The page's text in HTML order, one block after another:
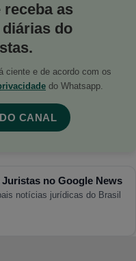
as
do
ciente e de acordo com os
do Whatsapp.
CANAL
no Google News
notícias jurídicas do Brasil